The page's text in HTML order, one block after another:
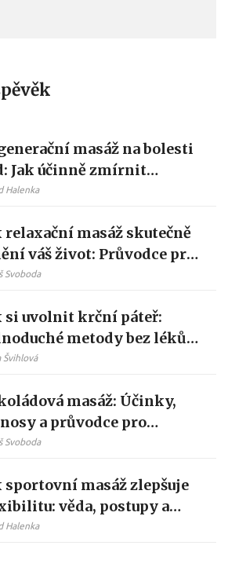
masáž na bolesti
Jak účinně zmírnit
napětí
Halenka
relaxační masáž skutečně
váš život: Průvodce pro
odpočinek
Svoboda
si uvolnit krční páteř:
metody bez léků a
lékaře
Švihlová
masáž: Účinky,
a průvodce pro
zážitek
Svoboda
sportovní masáž zlepšuje
věda, postupy a
plán
Halenka